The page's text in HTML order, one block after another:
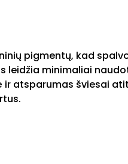
pigmentų, kad
minimaliai
atsparumas šviesai